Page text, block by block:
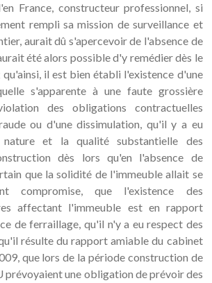
France, constructeur professionnel, si
rempli sa mission de surveillance et
aurait dû s'apercevoir de l'absence de
été alors possible d'y remédier dès le
il est bien établi l'existence d'une
s'apparente à une faute grossière
des obligations contractuelles
ou d'une dissimulation, qu'il y a eu
et la qualité substantielle des
dès lors qu'en l'absence de
que la solidité de l'immeuble allait se
compromise, que l'existence des
affectant l'immeuble est en rapport
de ferraillage, qu'il n'y a eu respect des
résulte du rapport amiable du cabinet
que lors de la période construction de
prévoyaient une obligation de prévoir des